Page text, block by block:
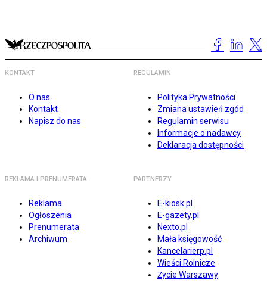
KONTAKT
O nas
Kontakt
Napisz do nas
REGULAMIN
Polityka Prywatności
Zmiana ustawień zgód
Regulamin serwisu
Informacje o nadawcy
Deklaracja dostępności
REKLAMA I PRENUMERATA
Reklama
Ogłoszenia
Prenumerata
Archiwum
PARTNERZY
E-kiosk.pl
E-gazety.pl
Nexto.pl
Mała księgowość
Kancelarierp.pl
Wieści Rolnicze
Życie Warszawy